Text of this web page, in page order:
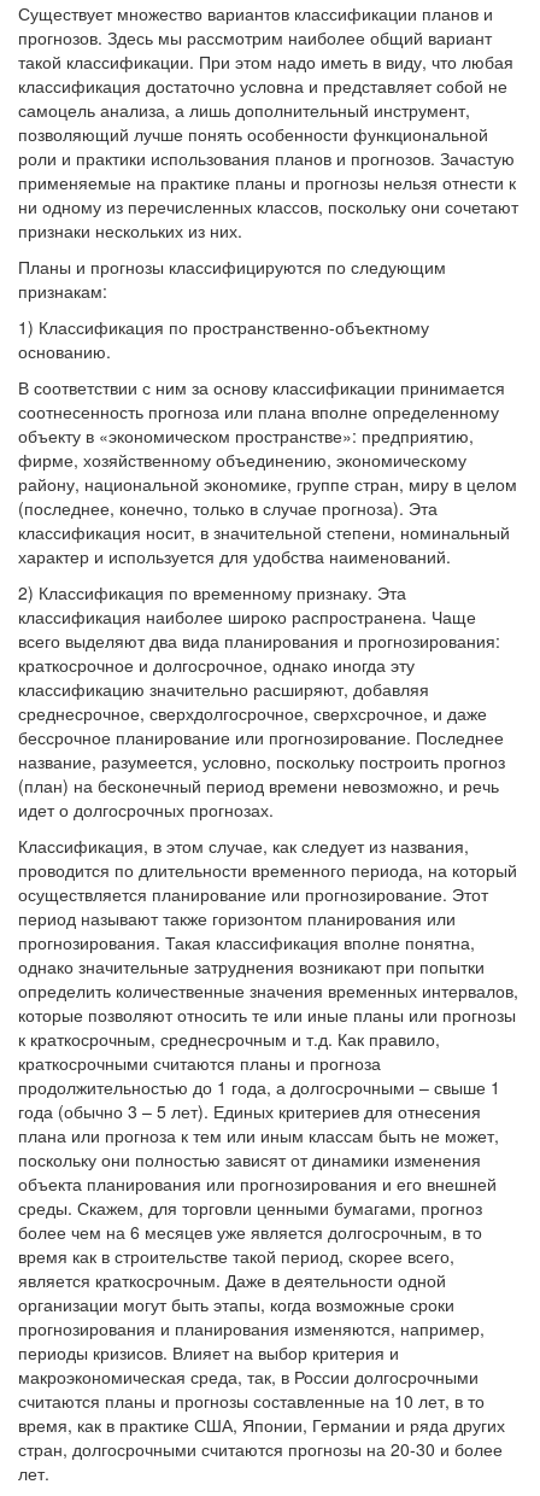
Существует множество вариантов классификации планов и
прогнозов. Здесь мы рассмотрим наиболее общий вариант
такой классификации. При этом надо иметь в виду, что любая
классификация достаточно условна и представляет собой не
самоцель анализа, а лишь дополнительный инструмент,
позволяющий лучше понять особенности функциональной
роли и практики использования планов и прогнозов. Зачастую
применяемые на практике планы и прогнозы нельзя отнести к
ни одному из перечисленных классов, поскольку они сочетают
признаки нескольких из них.
Планы и прогнозы классифицируются по следующим
признакам:
1) Классификация по пространственно-объектному
основанию.
В соответствии с ним за основу классификации принимается
соотнесенность прогноза или плана вполне определенному
объекту в «экономическом пространстве»: предприятию,
фирме, хозяйственному объединению, экономическому
району, национальной экономике, группе стран, миру в целом
(последнее, конечно, только в случае прогноза). Эта
классификация носит, в значительной степени, номинальный
характер и используется для удобства наименований.
2) Классификация по временному признаку. Эта
классификация наиболее широко распространена. Чаще
всего выделяют два вида планирования и прогнозирования:
краткосрочное и долгосрочное, однако иногда эту
классификацию значительно расширяют, добавляя
среднесрочное, сверхдолгосрочное, сверхсрочное, и даже
бессрочное планирование или прогнозирование. Последнее
название, разумеется, условно, поскольку построить прогноз
(план) на бесконечный период времени невозможно, и речь
идет о долгосрочных прогнозах.
Классификация, в этом случае, как следует из названия,
проводится по длительности временного периода, на который
осуществляется планирование или прогнозирование. Этот
период называют также горизонтом планирования или
прогнозирования. Такая классификация вполне понятна,
однако значительные затруднения возникают при попытки
определить количественные значения временных интервалов,
которые позволяют относить те или иные планы или прогнозы
к краткосрочным, среднесрочным и т.д. Как правило,
краткосрочными считаются планы и прогноза
продолжительностью до 1 года, а долгосрочными – свыше 1
года (обычно 3 – 5 лет). Единых критериев для отнесения
плана или прогноза к тем или иным классам быть не может,
поскольку они полностью зависят от динамики изменения
объекта планирования или прогнозирования и его внешней
среды. Скажем, для торговли ценными бумагами, прогноз
более чем на 6 месяцев уже является долгосрочным, в то
время как в строительстве такой период, скорее всего,
является краткосрочным. Даже в деятельности одной
организации могут быть этапы, когда возможные сроки
прогнозирования и планирования изменяются, например,
периоды кризисов. Влияет на выбор критерия и
макроэкономическая среда, так, в России долгосрочными
считаются планы и прогнозы составленные на 10 лет, в то
время, как в практике США, Японии, Германии и ряда других
стран, долгосрочными считаются прогнозы на 20-30 и более
лет.